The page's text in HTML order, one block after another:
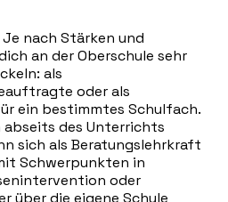
nach Stärken und
an der Oberschule sehr
als
oder als
ein bestimmtes Schulfach.
abseits des Unterrichts
sich als Beratungslehrkraft
Schwerpunkten in
oder
über die eigene Schule